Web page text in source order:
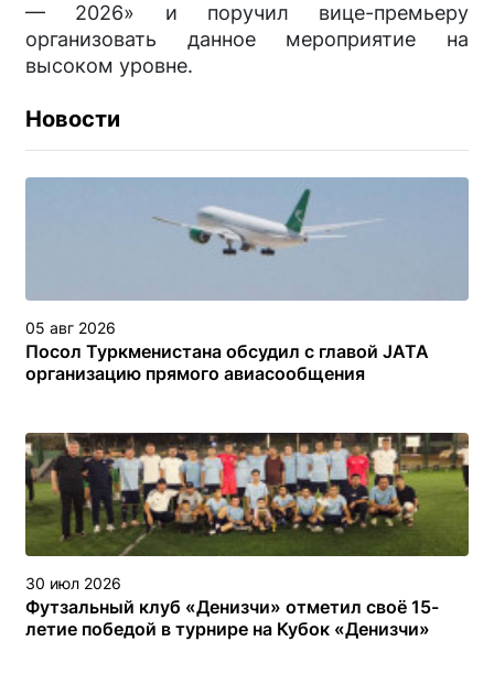
— 2026» и поручил вице-премьеру
организовать данное мероприятие на
высоком уровне.
Новости
05 авг 2026
Посол Туркменистана обсудил с главой JATA
организацию прямого авиасообщения
30 июл 2026
Футзальный клуб «Денизчи» отметил своё 15-
летие победой в турнире на Кубок «Денизчи»